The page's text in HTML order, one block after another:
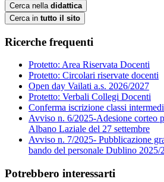
Cerca nella didattica
Cerca in tutto il sito
Ricerche frequenti
Protetto: Area Riservata Docenti
Protetto: Circolari riservate docenti
Open day Vailati a.s. 2026/2027
Protetto: Verbali Collegi Docenti
Conferma iscrizione classi
Avviso n. 6/2025-Adesione corteo
Albano Laziale del 27 settembre
Avviso n. 7/2025- Pubblicazione
bando del personale Dublino 2025/
Potrebbero interessarti